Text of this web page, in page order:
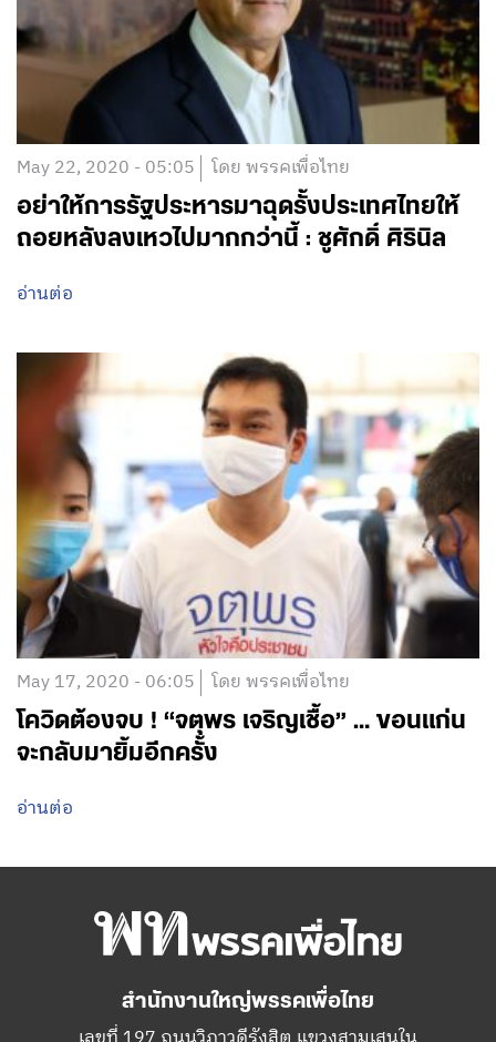
May 22, 2020 - 05:05 โดย พรรคเพื่อไทย
อย่าให้การรัฐประหารมาฉุดรั้งประเทศไทยให้
ถอยหลังลงเหวไปมากกว่านี้ : ชูศักดิ์ ศิรินิล
อ่านต่อ
May 17, 2020 - 06:05 โดย พรรคเพื่อไทย
โควิดต้องจบ ! “จตุพร เจริญเชื้อ” … ขอนแก่น
จะกลับมายิ้มอีกครั้ง
อ่านต่อ
สำนักงานใหญ่พรรคเพื่อไทย